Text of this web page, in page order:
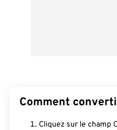
Comment
Cliquez sur le champ